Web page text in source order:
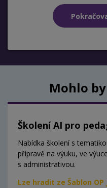
Mohlo
Školení AI pro
Nabídka školení s
přípravě na výuku, ve
s administrativou.
Lze hradit ze Šablon OP